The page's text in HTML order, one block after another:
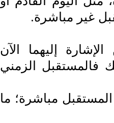
غير مباشرة.
أو سنة 2027 يمكن الإشارة إليهما الآن
فالمستقبل الزمني
مباشرة؛ ما